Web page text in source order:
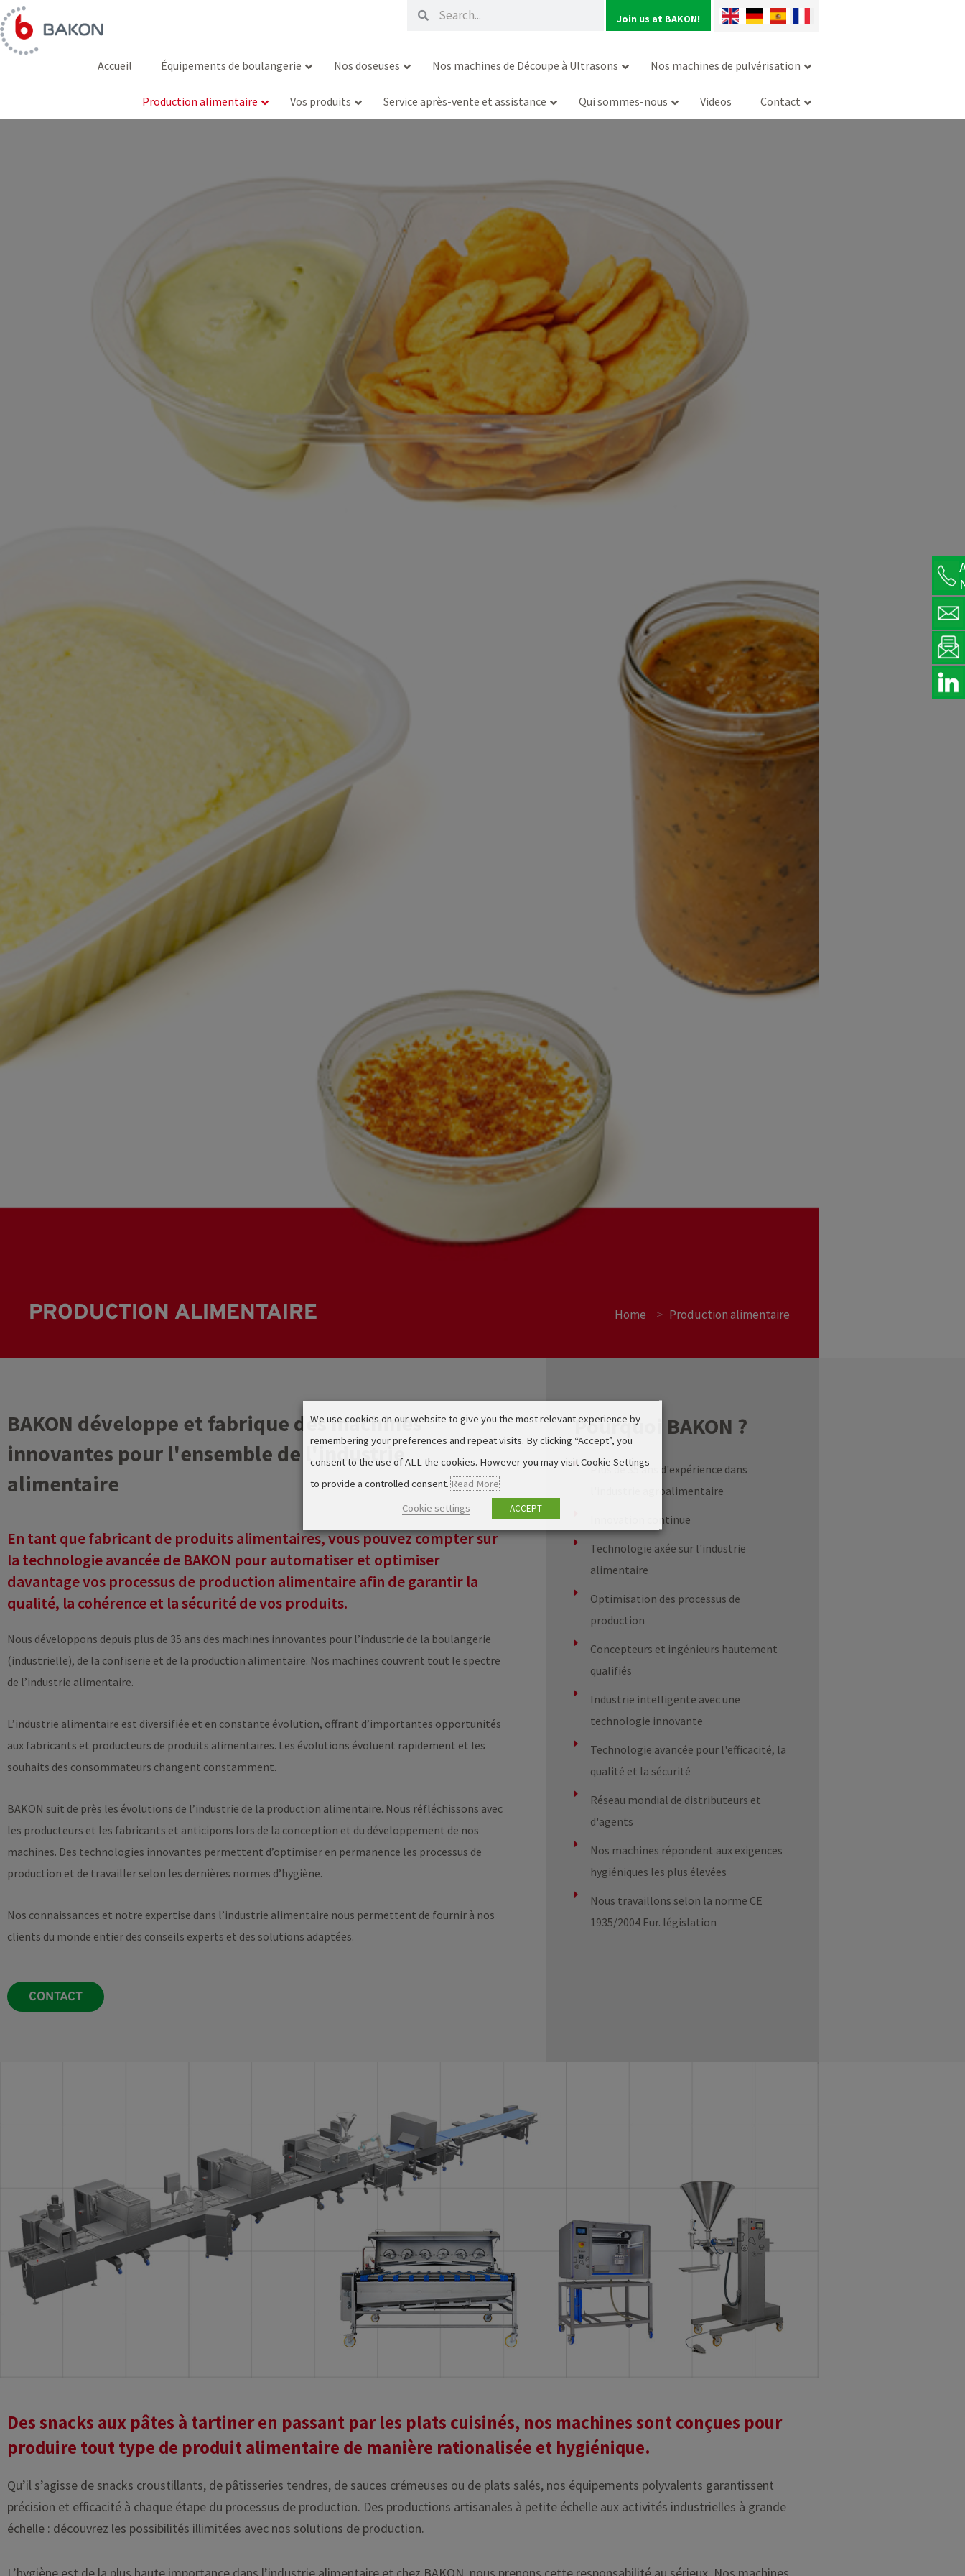
Aller
au
contenu
Rechercher
Rechercher
Join us at BAKON!
Accueil Équipements de boulangerie
Ligne de dépose avec séparateur
Ligne de production de gâteaux
sur mesure
Ligne de graissage et dépose
Ligne de Dépôt
Multifonctionnelle
Ligne de Coupe Ultrasonique
Ligne de production de desserts
multifonctionnelle
Ligne de glaçage industrielle
Ligne de dépose de pâte à gâteau
Ligne de production de gâteaux
Nos doseuses Nos machines de Découpe à Ultrasons Nos machines de pulvérisation
Production alimentaire Vos produits
Pâtisserie
Service après-vente et assistance Qui sommes-nous Videos Contact
PRODUCTION ALIMENTAIRE Home > Production alimentaire
BAKON développe et fabrique des machines
innovantes pour l'ensemble de l'industrie
alimentaire
En tant que fabricant de produits alimentaires, vous pouvez compter sur
la technologie avancée de BAKON pour automatiser et optimiser
davantage vos processus de production alimentaire afin de garantir la
qualité, la cohérence et la sécurité de vos produits.
Nous développons depuis plus de 35 ans des machines innovantes pour l’industrie de la boulangerie
(industrielle), de la confiserie et de la production alimentaire. Nos machines couvrent tout le spectre
de l’industrie alimentaire.
L’industrie alimentaire est diversifiée et en constante évolution, offrant d’importantes opportunités
aux fabricants et producteurs de produits alimentaires. Les évolutions évoluent rapidement et les
souhaits des consommateurs changent constamment.
BAKON suit de près les évolutions de l’industrie de la production alimentaire. Nous réfléchissons avec
les producteurs et les fabricants et anticipons lors de la conception et du développement de nos
machines. Des technologies innovantes permettent d’optimiser en permanence les processus de
production et de travailler selon les dernières normes d’hygiène.
Nos connaissances et notre expertise dans l’industrie alimentaire nous permettent de fournir à nos
clients du monde entier des conseils experts et des solutions adaptées.
CONTACT
Pourquoi BAKON ?
Plus de 35 ans d'expérience dans
l'industrie agroalimentaire
Innovation continue
Technologie axée sur l'industrie
alimentaire
Optimisation des processus de
production
Concepteurs et ingénieurs hautement
qualifiés
Industrie intelligente avec une
technologie innovante
Technologie avancée pour l'efficacité, la
qualité et la sécurité
Réseau mondial de distributeurs et
d'agents
Nos machines répondent aux exigences
hygiéniques les plus élevées
Nous travaillons selon la norme CE
1935/2004 Eur. législation
Des snacks aux pâtes à tartiner en passant par les plats cuisinés, nos machines sont conçues pour
produire tout type de produit alimentaire de manière rationalisée et hygiénique.
Qu’il s’agisse de snacks croustillants, de pâtisseries tendres, de sauces crémeuses ou de plats salés, nos équipements polyvalents garantissent
précision et efficacité à chaque étape du processus de production. Des productions artisanales à petite échelle aux activités industrielles à grande
échelle : découvrez les possibilités illimitées avec nos solutions de production.
L’hygiène est de la plus haute importance dans l’industrie alimentaire et chez BAKON, nous prenons cette responsabilité au sérieux. Nos machines
We use cookies on our website to give you the most relevant experience by
remembering your preferences and repeat visits. By clicking “Accept”, you
consent to the use of ALL the cookies. However you may visit Cookie Settings
to provide a controlled consent.Read More
Cookie settings
ACCEPT